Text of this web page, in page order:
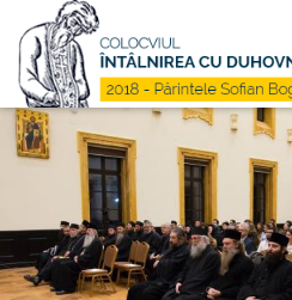
Mergi la conţinutul principal